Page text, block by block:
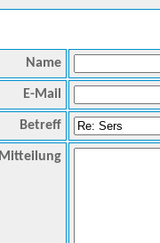
Name
E-Mail
Betreff
Mitteilung